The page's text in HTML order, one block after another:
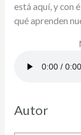
está aquí, y con
qué aprenden
Autor